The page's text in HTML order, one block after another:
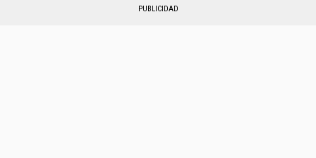
PUBLICIDAD